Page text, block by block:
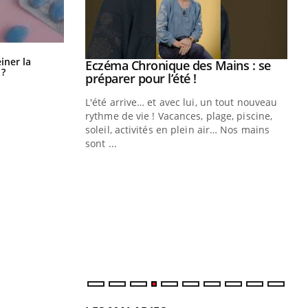
la Pourquoi manger moins de
protéines pourrait finalement être
bénéfique
: et si on Youtube
Eczéma Chronique des Mains : se
préparer pour l’été !Youtube
L'été arrive… et avec lui, un tout nouveau
rythme de vie ! Vacances, plage, piscine,
soleil, activités en plein air… Nos mains
sont ...